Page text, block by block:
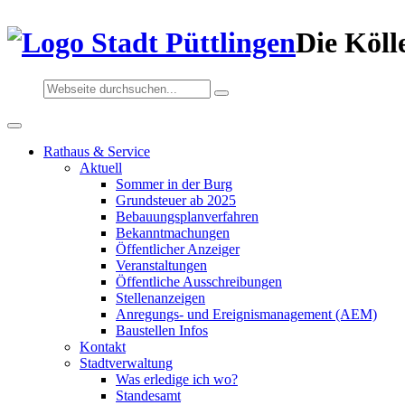
Die
Rathaus & Service
Aktuell
Sommer in der Burg
Grundsteuer ab 2025
Bebauungsplanverfahren
Bekanntmachungen
Öffentlicher Anzeiger
Veranstaltungen
Öffentliche Ausschreibungen
Stellenanzeigen
Anregungs- und Ereignismanagement (AEM)
Baustellen Infos
Kontakt
Stadtverwaltung
Was erledige ich wo?
Standesamt